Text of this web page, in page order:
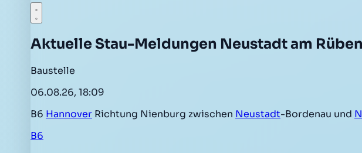
Aktuelle Stau-Meldungen Neustadt am
Baustelle
06.08.26, 18:09
B6 Hannover Richtung Nienburg zwischen Neustadt-Bordenau und
B6